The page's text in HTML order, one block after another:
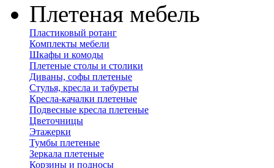
Плетеная мебель
Пластиковый ротанг
Комплекты мебели
Шкафы и комоды
Плетеные столы и столики
Диваны, софы плетеные
Стулья, кресла и табуреты
Кресла-качалки плетеные
Подвесные кресла плетеные
Цветочницы
Этажерки
Тумбы плетеные
Зеркала плетеные
Корзины и подносы